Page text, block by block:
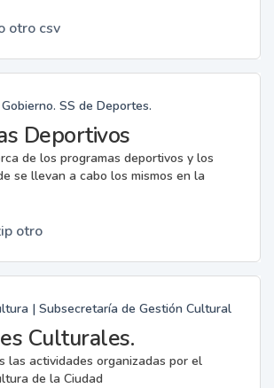
otro csv
SS de Deportes.
Deportivos
de los programas deportivos y los
se llevan a cabo los mismos en la
otro
| Subsecretaría de Gestión Cultural
Culturales.
las actividades organizadas por el
de la Ciudad